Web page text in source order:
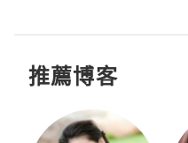
推薦博客